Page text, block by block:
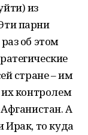
из
парни
об этом
стране – им
их контролем
А
Ирак, то куда